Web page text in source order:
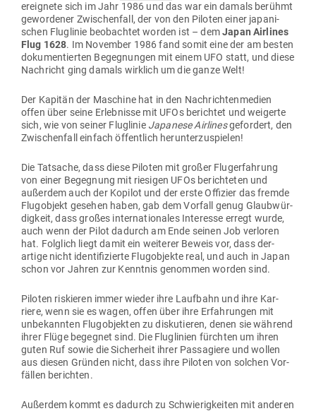
ereignete sich im Jahr 1986 und das war ein damals berühmt
gewor­dener Zwi­schenfall, der von den Piloten einer japa­ni­
schen Flug­linie beob­achtet worden ist – demJapan Air­lines
Flug 1628. Im November 1986 fand somit eine der am besten
doku­men­tierten Begeg­nungen mit einem UFO statt, und diese
Nach­richt ging damals wirklich um die ganze Welt!
Der Kapitän der Maschine hat in den Nach­rich­ten­medien
offen über seine Erleb­nisse mit UFOs berichtet und wei­gerte
sich, wie von seiner Flug­linie Japanese Air­linesgefordert, den
Zwi­schenfall einfach öffentlich herunterzuspielen!
Die Tat­sache, dass diese Piloten mit großer Flug­er­fahrung
von einer Begegnung mit rie­sigen UFOs berich­teten und
außerdem auch der Kopilot und der erste Offizier das fremde
Flug­objekt gesehen haben, gab dem Vorfall genug Glaub­wür­
digkeit, dass großes inter­na­tio­nales Interesse erregt wurde,
auch wenn der Pilot dadurch am Ende seinen Job ver­loren
hat. Folglich liegt damit ein wei­terer Beweis vor, dass der­
artige nicht iden­ti­fi­zierte Flug­ob­jekte real, und auch in Japan
schon vor Jahren zur Kenntnis genommen worden sind.
Piloten ris­kieren immer wieder ihre Laufbahn und ihre Kar­
riere, wenn sie es wagen, offen über ihre Erfah­rungen mit
unbe­kannten Flug­ob­jekten zu dis­ku­tieren, denen sie während
ihrer Flüge begegnet sind. Die Flug­linien fürchten um ihren
guten Ruf sowie die Sicherheit ihrer Pas­sa­giere und wollen
aus diesen Gründen nicht, dass ihre Piloten von solchen Vor­
fällen berichten.
Außerdem kommt es dadurch zu Schwie­rig­keiten mit anderen